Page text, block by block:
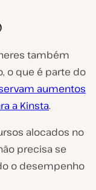
também
o que é parte do
aumentos
a Kinsta.
alocados no
precisa se
o desempenho